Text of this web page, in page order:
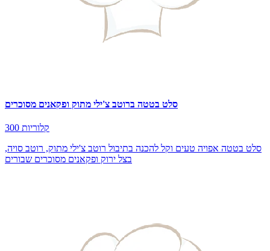
סלט בטטה ברוטב צ'ילי מתוק ופקאנים מסוכרים
300 קלוריות
סלט בטטה אפויה טעים וקל להכנה בתיבול רוטב צ'ילי מתוק, רוטב סויה,
בצל ירוק ופקאנים מסוכרים שבורים